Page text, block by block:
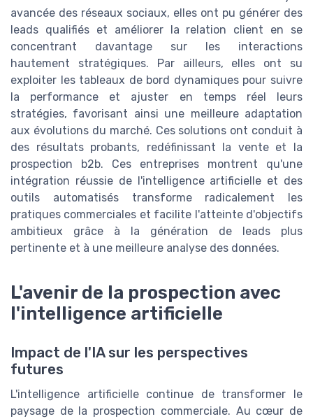
avancée des réseaux sociaux, elles ont pu générer des
leads qualifiés et améliorer la relation client en se
concentrant davantage sur les interactions
hautement stratégiques. Par ailleurs, elles ont su
exploiter les tableaux de bord dynamiques pour suivre
la performance et ajuster en temps réel leurs
stratégies, favorisant ainsi une meilleure adaptation
aux évolutions du marché. Ces solutions ont conduit à
des résultats probants, redéfinissant la vente et la
prospection b2b. Ces entreprises montrent qu'une
intégration réussie de l'intelligence artificielle et des
outils automatisés transforme radicalement les
pratiques commerciales et facilite l'atteinte d'objectifs
ambitieux grâce à la génération de leads plus
pertinente et à une meilleure analyse des données.
L'avenir de la prospection avec
l'intelligence artificielle
Impact de l'IA sur les perspectives
futures
L'intelligence artificielle continue de transformer le
paysage de la prospection commerciale. Au cœur de